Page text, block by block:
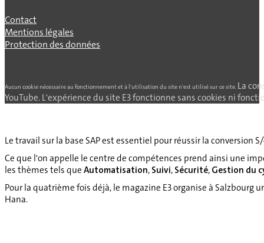
Contact
Mentions légales
Protection des données
Aucun cookie nécessaire au fonctionnement et à l'utilisation du site n'est utilisé sur ce site. La
YouTube. L'expérience du site E3 fonctionne sans cookies ni
Le travail sur la base SAP est essentiel pour réussir la conversion
Ce que l'on appelle le centre de compétences prend ainsi une
les thèmes tels que Automatisation, Suivi, Sécurité, Gestion du
Pour la quatrième fois déjà, le magazine E3 organise à
Hana.